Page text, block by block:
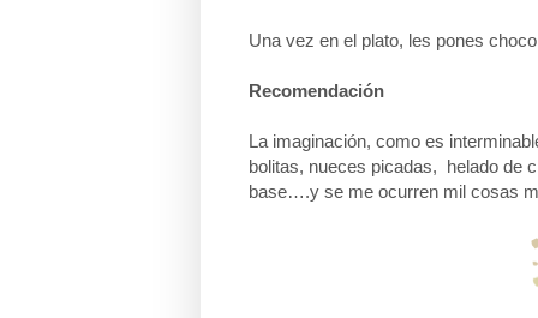
Una vez en el plato, les pones
Recomendación
La imaginación, como es
bolitas, nueces picadas, helado de
base….y se me ocurren mil cosas